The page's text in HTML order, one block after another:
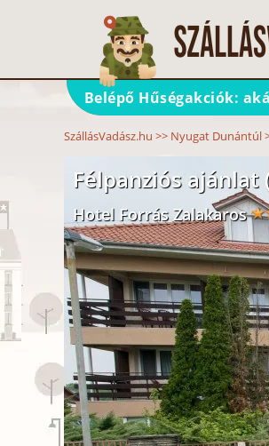
Belépő Hűségakciók:
SzállásVadász.hu >> Nyugat Dunántúl
Félpanziós ajánlat
Hotel Forrás Zalakaros